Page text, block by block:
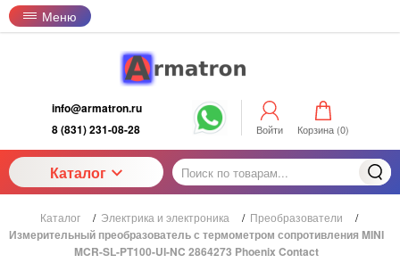
Меню
info@armatron.ru
8 (831) 231-08-28
Войти Корзина (0)
Каталог
Каталог / Электрика и электроника / Преобразователи /
Измерительный преобразователь с термометром сопротивления MINI
MCR-SL-PT100-UI-NC 2864273 Phoenix Contact